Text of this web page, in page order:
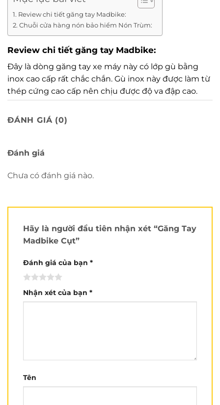
Review chi tiết găng tay Madbike:
Chuỗi cửa hàng nón bảo hiểm Nón Trùm:
Review chi tiết găng tay Madbike:
Đây là dòng găng tay xe máy này có lớp gù bằng
inox cao cấp rất chắc chắn. Gù inox này được làm từ
thép cứng cao cấp nên chịu được độ va đập cao.
được điện thoại. Giúp bạn dể dàng sử dụng lướt
cụtnày.
Điểm mạnh nhất của
trượt khi sử dụng là rất tuyệt vời. Ngoài ra, bên
té xe. Đây là chức năng rất ít thấy ở các găng tay
khác.
Hiện đây là sản phẩm mới tại
ở bất kỳ cửa hàng nào. Nếu bạn quan tâm có thể
đặt hàng tại website hoặc đến cửa hàng
CN2:150A Hồ Bá Kiện, Quận 10
ĐÁNH GIÁ (0)
Đánh giá
Chưa có đánh giá nào.
Hãy là người đầu tiên nhận xét “Găng Tay
Madbike Cụt”
Đánh giá của bạn *
Nhận xét của bạn *
Tên